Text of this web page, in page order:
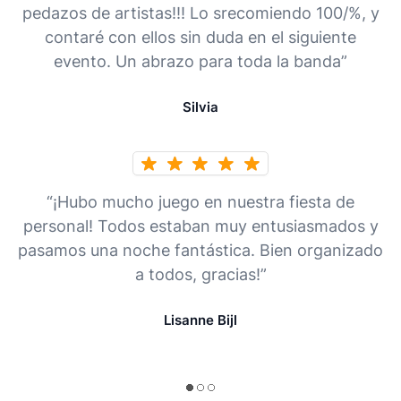
pedazos de artistas!!! Lo srecomiendo 100/%, y
contaré con ellos sin duda en el siguiente
evento. Un abrazo para toda la banda”
Silvia
“¡Hubo mucho juego en nuestra fiesta de
personal! Todos estaban muy entusiasmados y
pasamos una noche fantástica. Bien organizado
a todos, gracias!”
Lisanne Bijl